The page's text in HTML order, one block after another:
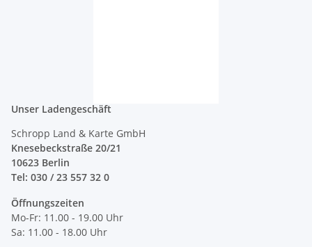
Unser Ladengeschäft
Schropp Land & Karte GmbH
Knesebeckstraße 20/21
10623 Berlin
Tel: 030 / 23 557 32 0
Öffnungszeiten
Mo-Fr: 11.00 - 19.00 Uhr
Sa: 11.00 - 18.00 Uhr